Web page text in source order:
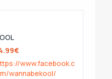
www.facebook.c
wannabekool/